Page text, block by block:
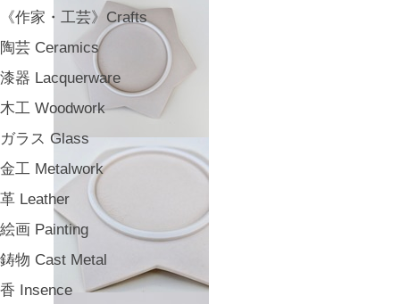
《作家・工芸》Crafts
陶芸 Ceramics
漆器 Lacquerware
木工 Woodwork
ガラス Glass
金工 Metalwork
革 Leather
絵画 Painting
鋳物 Cast Metal
香 Insence